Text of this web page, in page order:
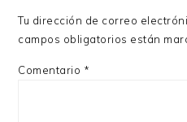
Tu dirección de correo
campos obligatorios están
Comentario *